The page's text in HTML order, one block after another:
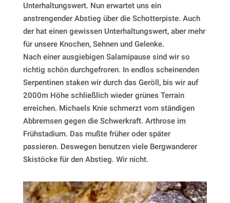
Unterhaltungswert. Nun erwartet uns ein
anstrengender Abstieg über die Schotterpiste. Auch
der hat einen gewissen Unterhaltungswert, aber mehr
für unsere Knochen, Sehnen und Gelenke.
Nach einer ausgiebigen Salamipause sind wir so
richtig schön durchgefroren. In endlos scheinenden
Serpentinen staken wir durch das Geröll, bis wir auf
2000m Höhe schließlich wieder grünes Terrain
erreichen. Michaels Knie schmerzt vom ständigen
Abbremsen gegen die Schwerkraft. Arthrose im
Frühstadium. Das mußte früher oder später
passieren. Deswegen benutzen viele Bergwanderer
Skistöcke für den Abstieg. Wir nicht.